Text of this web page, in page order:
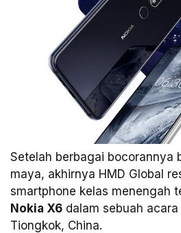
Setelah berbagai bocorannya
maya, akhirnya HMD Global
smartphone kelas menengah
Nokia X6 dalam sebuah
Tiongkok, China.